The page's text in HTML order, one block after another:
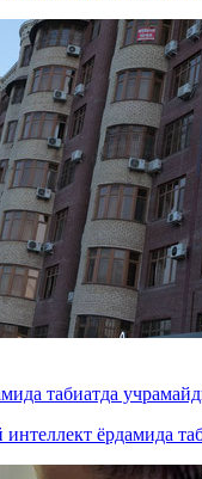
табиатда
ёрдамида